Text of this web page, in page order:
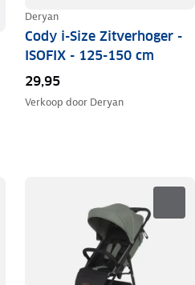
Deryan
Cody i-Size Zitverhoger -
ISOFIX - 125-150 cm
29,95
Verkoop door Deryan